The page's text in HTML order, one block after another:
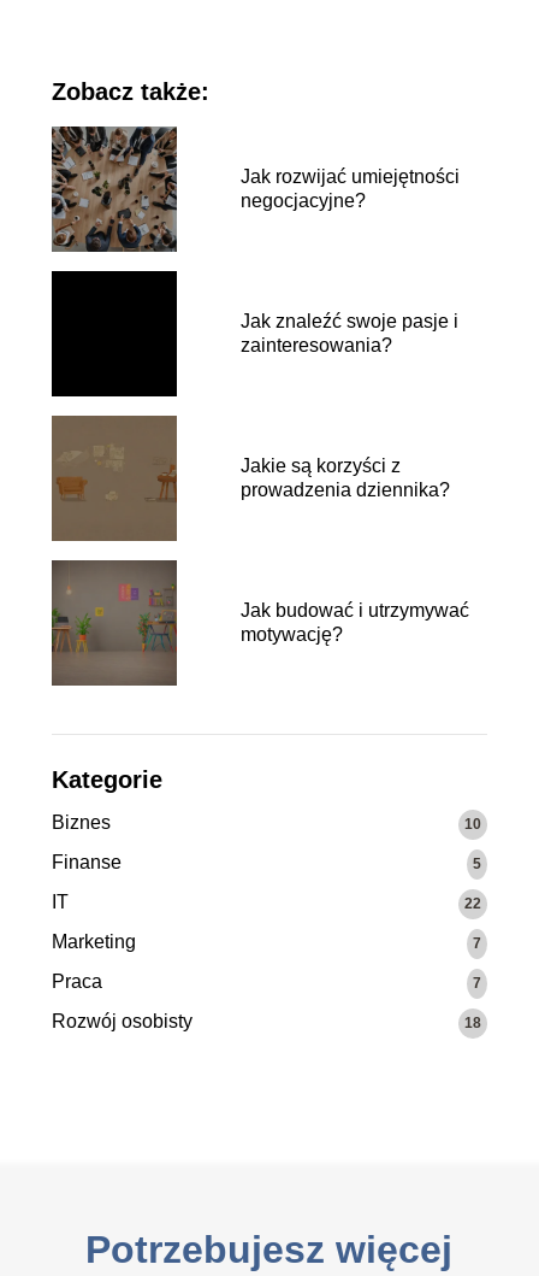
Zobacz także:
Jak rozwijać umiejętności
negocjacyjne?
Jak znaleźć swoje pasje i
zainteresowania?
Jakie są korzyści z
prowadzenia dziennika?
Jak budować i utrzymywać
motywację?
Kategorie
Biznes 10
Finanse 5
IT 22
Marketing 7
Praca 7
Rozwój osobisty 18
Potrzebujesz więcej